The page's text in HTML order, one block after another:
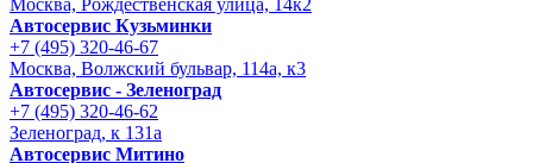
Москва, Рождественская улица, 14к2
Автосервис Кузьминки
+7 (495) 320-46-67
Москва, Волжский бульвар, 114а, к3
Автосервис - Зеленоград
+7 (495) 320-46-62
Зеленоград, к 131а
Автосервис Митино